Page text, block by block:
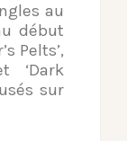
au
début
Pelts’,
‘Dark
sur